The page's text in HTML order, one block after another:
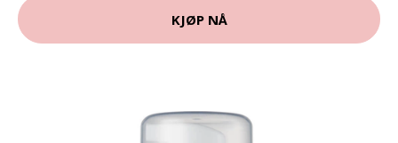
KJØP NÅ